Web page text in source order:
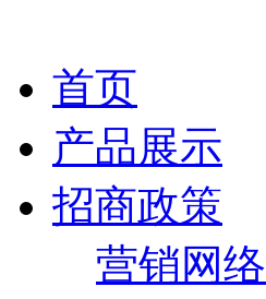
首页
产品展示
招商政策
营销网络